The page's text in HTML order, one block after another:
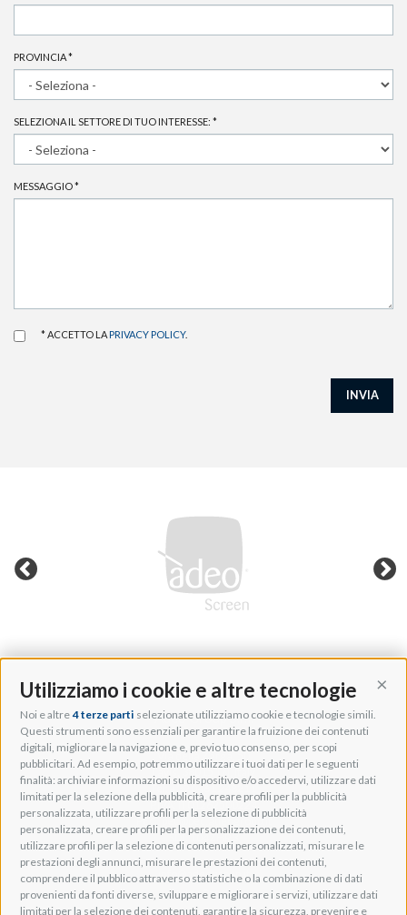
Utilizziamo i cookie e altre tecnologie
Noi e altre 4 terze parti selezionate utilizziamo cookie e tecnologie simili.
Questi strumenti sono essenziali per garantire la fruizione dei contenuti
digitali, migliorare la navigazione e, previo tuo consenso, per scopi
pubblicitari. Ad esempio, potremmo utilizzare i tuoi dati per le seguenti
finalità: archiviare informazioni su dispositivo e/o accedervi, utilizzare dati
limitati per la selezione della pubblicità, creare profili per la pubblicità
personalizzata, utilizzare profili per la selezione di pubblicità
personalizzata, creare profili per la personalizzazione dei contenuti,
utilizzare profili per la selezione di contenuti personalizzati, misurare le
prestazioni degli annunci, misurare le prestazioni dei contenuti,
comprendere il pubblico attraverso statistiche o la combinazione di dati
provenienti da fonti diverse, sviluppare e migliorare i servizi, utilizzare dati
limitati per la selezione dei contenuti, garantire la sicurezza, prevenire e
PROVINCIA*
SELEZIONA IL SETTORE DI TUO INTERESSE: *
MESSAGGIO*
* ACCETTO LA PRIVACY POLICY.
INVIA
Adeo Group S.r.l.
Via della Zarga, 50
Lavis, 38015 TN, Italy
Tel: +39 0461 248211
P.IVA: IT01262500224
PEC: pec@pec.adeogroup.it
SDI: T04ZHR3
info@adeogroup.it
Adeo ProAV
Adeo HomeAV